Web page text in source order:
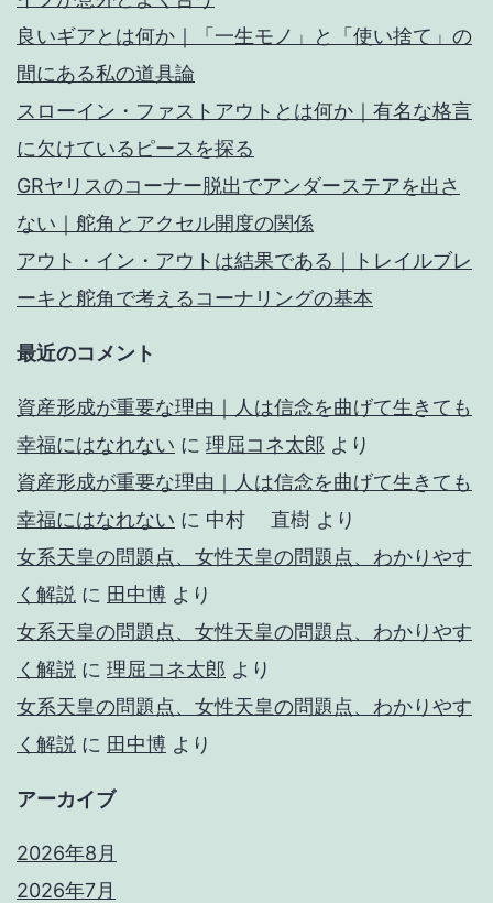
良いギアとは何か｜「一生モノ」と「使い捨て」の
間にある私の道具論
スローイン・ファストアウトとは何か｜有名な格言
に欠けているピースを探る
GRヤリスのコーナー脱出でアンダーステアを出さ
ない｜舵角とアクセル開度の関係
アウト・イン・アウトは結果である｜トレイルブレ
ーキと舵角で考えるコーナリングの基本
最近のコメント
資産形成が重要な理由｜人は信念を曲げて生きても
幸福にはなれない に 理屈コネ太郎 より
資産形成が重要な理由｜人は信念を曲げて生きても
幸福にはなれない に 中村 直樹 より
女系天皇の問題点、女性天皇の問題点、わかりやす
く解説 に 田中博 より
女系天皇の問題点、女性天皇の問題点、わかりやす
く解説 に 理屈コネ太郎 より
女系天皇の問題点、女性天皇の問題点、わかりやす
く解説 に 田中博 より
アーカイブ
2026年8月
2026年7月